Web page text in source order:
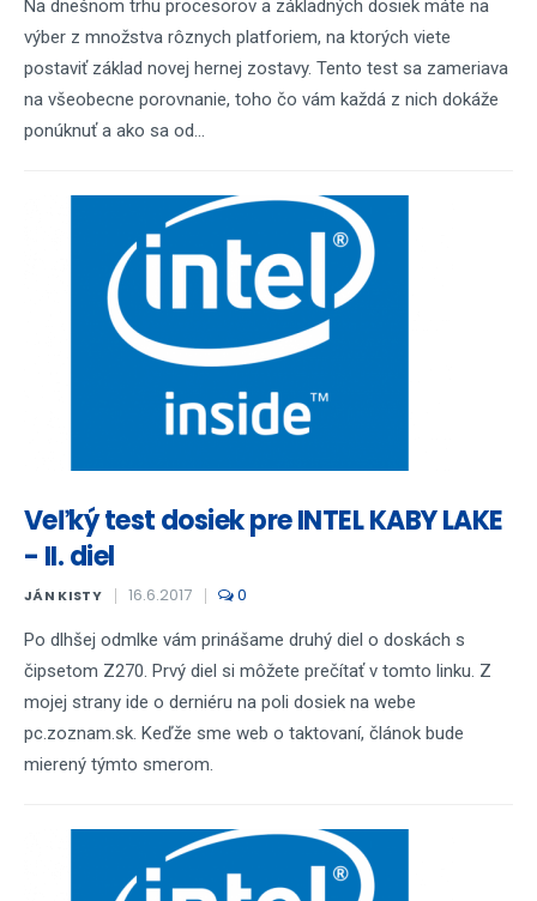
Na dnešnom trhu procesorov a základných dosiek máte na
výber z množstva rôznych platforiem, na ktorých viete
postaviť základ novej hernej zostavy. Tento test sa zameriava
na všeobecne porovnanie, toho čo vám každá z nich dokáže
ponúknuť a ako sa od...
Veľký test dosiek pre INTEL KABY LAKE
- II. diel
JÁN KISTY 16.6.2017 0
Po dlhšej odmlke vám prinášame druhý diel o doskách s
čipsetom Z270. Prvý diel si môžete prečítať v tomto linku. Z
mojej strany ide o derniéru na poli dosiek na webe
pc.zoznam.sk. Keďže sme web o taktovaní, článok bude
mierený týmto smerom.